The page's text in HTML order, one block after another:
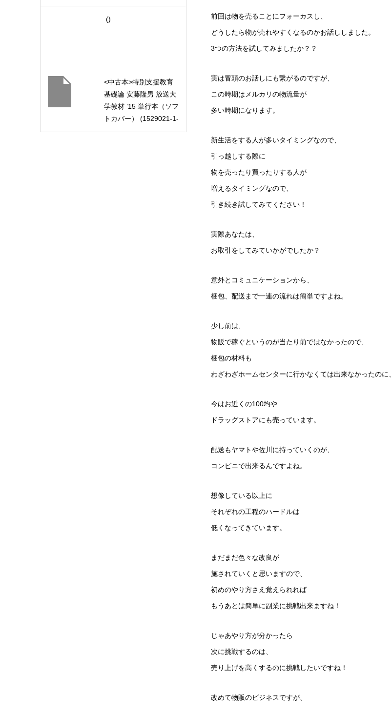
前回は物を売ることにフォーカスし、
どうしたら物が売れやすくなるのかお話ししました。
3つの方法を試してみましたか？？
実は冒頭のお話しにも繋がるのですが、
この時期はメルカリの物流量が
多い時期になります。
新生活をする人が多いタイミングなので、
引っ越しする際に
物を売ったり買ったりする人が
増えるタイミングなので、
引き続き試してみてください！
実際あなたは、
お取引をしてみていかがでしたか？
意外とコミュニケーションから、
梱包、配送まで一連の流れは簡単ですよね。
少し前は、
物販で稼ぐというのが当たり前ではなかったので、
梱包の材料も
わざわざホームセンターに行かなくては出来なかったのに、
今はお近くの100均や
ドラッグストアにも売っています。
配送もヤマトや佐川に持っていくのが、
コンビニで出来るんですよね。
想像している以上に
それぞれの工程のハードルは
低くなってきています。
まだまだ色々な改良が
施されていくと思いますので、
初めのやり方さえ覚えられれば
もうあとは簡単に副業に挑戦出来ますね！
じゃあやり方が分かったら
次に挑戦するのは、
売り上げを高くするのに挑戦したいですね！
改めて物販のビジネスですが、
2011)
()
<中古本>特別支援教育
基礎論 安藤隆男 放送大
学教材 ’15 単行本（ソフ
トカバー） (1529021-1-
1511)